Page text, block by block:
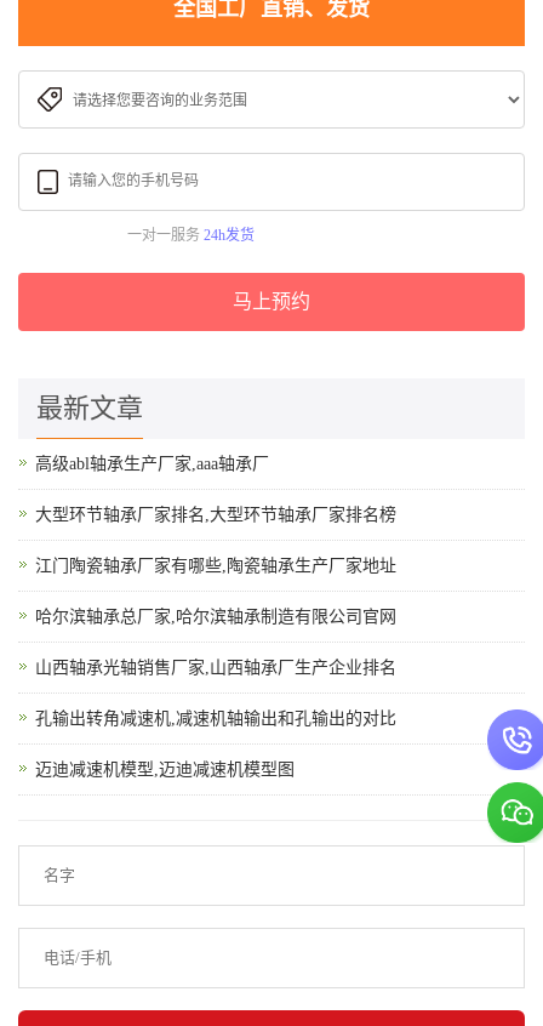
全国工厂直销、发货
一对一服务 24h发货
马上预约
最新文章
高级abl轴承生产厂家,aaa轴承厂
大型环节轴承厂家排名,大型环节轴承厂家排名榜
江门陶瓷轴承厂家有哪些,陶瓷轴承生产厂家地址
哈尔滨轴承总厂家,哈尔滨轴承制造有限公司官网
山西轴承光轴销售厂家,山西轴承厂生产企业排名
孔输出转角减速机,减速机轴输出和孔输出的对比
迈迪减速机模型,迈迪减速机模型图